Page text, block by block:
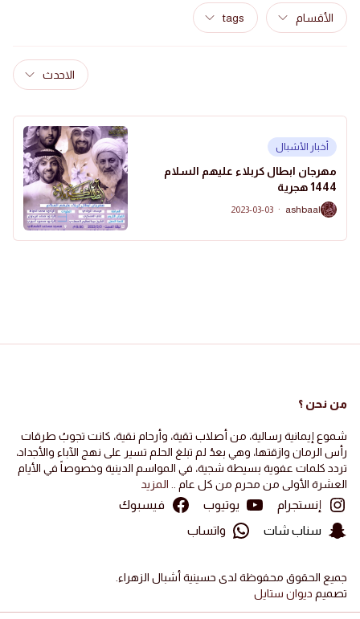
الأقسام tags
الاحدث
أخبار الأشبال
مهرجان ابطال كربلاء عليهم السلام
1444 هجرية
A
ashbaal
·
2023-03-03
من نحن ؟
شموع إيمانية رسالية، من أصلاب تقية، وأرحام نقية، كانت تجوبُ طرقات
رأس الرمان وازقتها، وهي بعدُ لم تبلغ الحلم تسير على نهج الآباء والأجداد،
تردد كلمات عفوية بسيطة شجية، في المواسم الدينية وخصوصاً في الأيام
العشرة الأولى من محرم من كل عام .. المزيد
إنستجرام يوتيوب
فيسبوك
سناب شات
واتساب
جميع الحقوق محفوظة لدى حسينية أشبال الزهراء.
تصميم ديوان ستايل